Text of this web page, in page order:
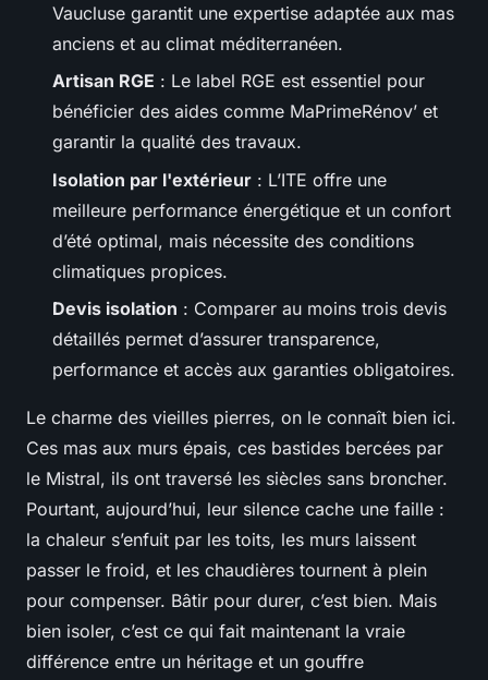
Vaucluse garantit une expertise adaptée aux mas
anciens et au climat méditerranéen.
Artisan RGE : Le label RGE est essentiel pour
bénéficier des aides comme MaPrimeRénov’ et
garantir la qualité des travaux.
Isolation par l'extérieur : L’ITE offre une
meilleure performance énergétique et un confort
d’été optimal, mais nécessite des conditions
climatiques propices.
Devis isolation : Comparer au moins trois devis
détaillés permet d’assurer transparence,
performance et accès aux garanties obligatoires.
Le charme des vieilles pierres, on le connaît bien ici.
Ces mas aux murs épais, ces bastides bercées par
le Mistral, ils ont traversé les siècles sans broncher.
Pourtant, aujourd’hui, leur silence cache une faille :
la chaleur s’enfuit par les toits, les murs laissent
passer le froid, et les chaudières tournent à plein
pour compenser. Bâtir pour durer, c’est bien. Mais
bien isoler, c’est ce qui fait maintenant la vraie
différence entre un héritage et un gouffre